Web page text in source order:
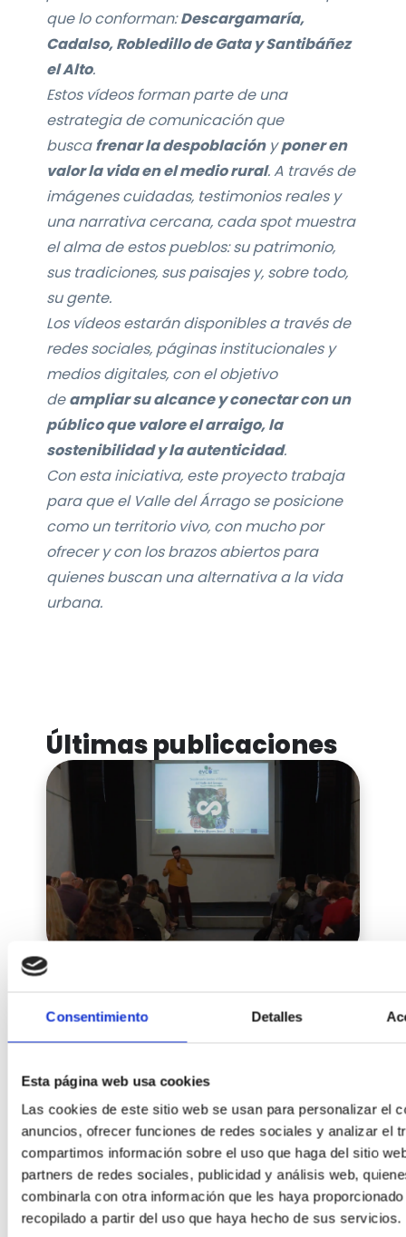
Consentimiento Detalles
Esta página web usa cookies
Las cookies de este sitio web se usan para personalizar el
anuncios, ofrecer funciones de redes sociales y analizar el
compartimos información sobre el uso que haga del sitio
partners de redes sociales, publicidad y análisis web,
combinarla con otra información que les haya
recopilado a partir del uso que haya hecho de sus servicios.
que lo conforman:Descargamaría,
Cadalso,Robledillo de Gata y Santibáñez
el Alto.
Estos vídeos forman parte de una
estrategia de comunicación que
buscafrenar la despoblaciónyponer en
valor la vida en el medio rural. A través de
imágenes cuidadas, testimonios reales y
una narrativa cercana, cada spot muestra
el alma de estos pueblos: su patrimonio,
sus tradiciones, sus paisajes y, sobre todo,
su gente.
Los vídeos estarán disponibles a través de
redes sociales, páginas institucionales y
medios digitales, con el objetivo
deampliar su alcance y conectar con un
público que valore el arraigo, la
sostenibilidad y la autenticidad.
Con esta iniciativa, este proyecto trabaja
para que el Valle del Árrago se posicione
como un territorio vivo, con mucho por
ofrecer y con los brazos abiertos para
quienes buscan una alternativa a la vida
urbana.
Últimas publicaciones
proyectos en Tenerife
de Agua y Recuperación de las Medianías:
Posibilidades de la custodia del territorio y …